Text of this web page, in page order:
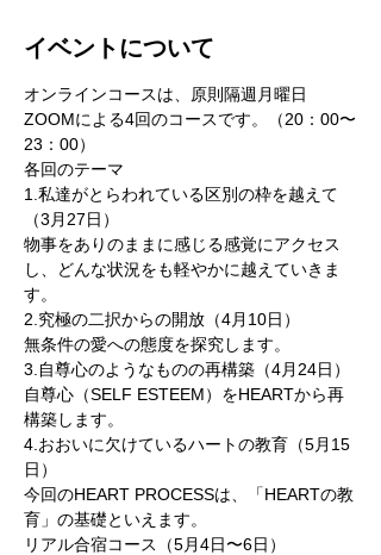
イベントについて
オンラインコースは、原則隔週月曜日
ZOOMによる4回のコースです。（20：00〜
23：00）
各回のテーマ
1.私達がとらわれている区別の枠を越えて
（3月27日）
物事をありのままに感じる感覚にアクセス
し、どんな状況をも軽やかに越えていきま
す。
2.究極の二択からの開放（4月10日）
無条件の愛への態度を探究します。
3.自尊心のようなものの再構築（4月24日）
自尊心（SELF ESTEEM）をHEARTから再
構築します。
4.おおいに欠けているハートの教育（5月15
日）
今回のHEART PROCESSは、「HEARTの教
育」の基礎といえます。
リアル合宿コース（5月4日〜6日）